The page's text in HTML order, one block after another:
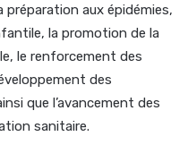
préparation aux épidémies,
la promotion de la
le renforcement des
des
que l’avancement des
sanitaire.